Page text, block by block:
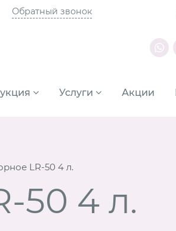
Обратный звонок
Услуги Акции
LR-50 4 л.
50 4 л.